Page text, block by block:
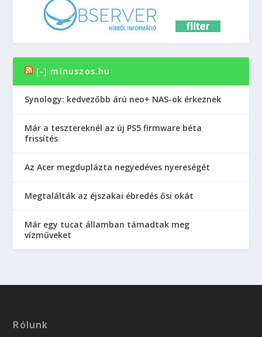
[-] minuszos.hu
Synology: kedvezőbb árú neo+ NAS-ok érkeznek
Már a tesztereknél az új PS5 firmware béta
frissítés
Az Acer megduplázta negyedéves nyereségét
Megtalálták az éjszakai ébredés ősi okát
Már egy tucat államban támadtak meg
vízműveket
Rólunk